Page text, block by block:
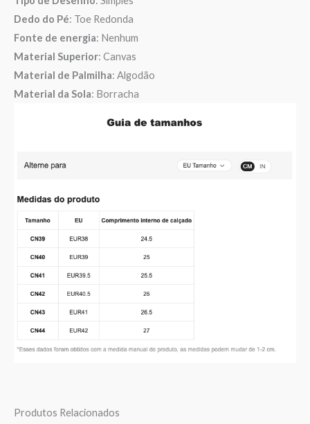
Dedo do Pé: Toe Redonda
Fonte de energia: Nenhum
Material Superior: Canvas
Material de Palmilha: Algodão
Material da Sola: Borracha
Produtos Relacionados